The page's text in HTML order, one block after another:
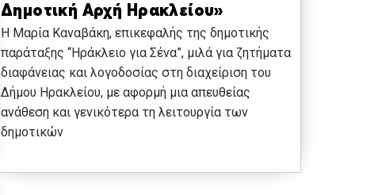
Δημοτική Αρχή Ηρακλείου»
H Μαρία Καναβάκη, επικεφαλής της δημοτικής
παράταξης “Ηράκλειο για Σένα”, μιλά για ζητήματα
διαφάνειας και λογοδοσίας στη διαχείριση του
Δήμου Ηρακλείου, με αφορμή μια απευθείας
ανάθεση και γενικότερα τη λειτουργία των
δημοτικών